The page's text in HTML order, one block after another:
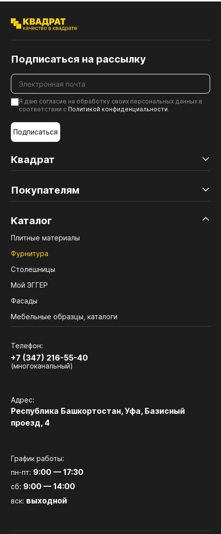
Квадрат
Покупателям
Каталог
Плитные материалы
Фурнитура
Столешницы
Мой ЭГГЕР
Фасады
Мебельные образцы, каталоги
Телефон:
+7 (347) 216-55-40
(многоканальный)
Адрес:
Республика Башкортостан, Уфа, Базисный
проезд, 4
График работы:
пн-пт: 9:00 — 17:30
сб: 9:00 — 14:00
вск: выходной
Подписаться на рассылку
Я даю согласие на обработку своих персональных данных в
соответствии с Политикой конфиденциальности.
Подписаться